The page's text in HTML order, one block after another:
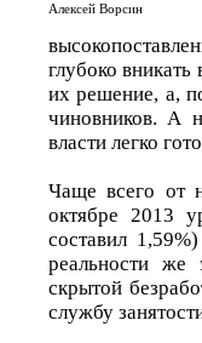
Алексей Ворсин
глубоко
их решение, а,
чиновников. А
власти легко
Чаще всего от
октябре 2013
составил
реальности же
скрытой
службу